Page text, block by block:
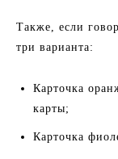
Также, если
три варианта:
Карточка
карты;
Карточка